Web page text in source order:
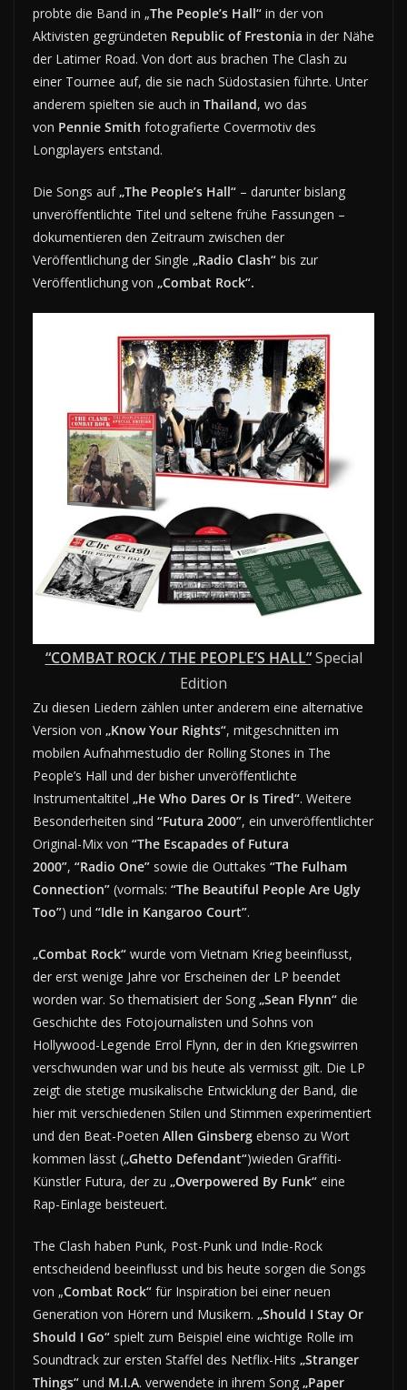
probte die Band in „The People’s Hall“ in der von
Aktivisten gegründeten Republic of Frestonia in der Nähe
der Latimer Road. Von dort aus brachen The Clash zu
einer Tournee auf, die sie nach Südostasien führte. Unter
anderem spielten sie auch in Thailand, wo das
von Pennie Smith fotografierte Covermotiv des
Longplayers entstand.
Die Songs auf „The People’s Hall“ – darunter bislang
unveröffentlichte Titel und seltene frühe Fassungen –
dokumentieren den Zeitraum zwischen der
Veröffentlichung der Single „Radio Clash“ bis zur
Veröffentlichung von „Combat Rock“.
“COMBAT ROCK / THE PEOPLE’S HALL”Special
Edition
Zu diesen Liedern zählen unter anderem eine alternative
Version von „Know Your Rights“, mitgeschnitten im
mobilen Aufnahmestudio der Rolling Stones in The
People’s Hall und der bisher unveröffentlichte
Instrumentaltitel „He Who Dares Or Is Tired“. Weitere
Besonderheiten sind “Futura 2000”, ein unveröffentlichter
Original-Mix von “The Escapades of Futura
2000”, “Radio One” sowie die Outtakes “The Fulham
Connection” (vormals: “The Beautiful People Are Ugly
Too”) und “Idle in Kangaroo Court”.
„Combat Rock“ wurde vom Vietnam Krieg beeinflusst,
der erst wenige Jahre vor Erscheinen der LP beendet
worden war. So thematisiert der Song „Sean Flynn“ die
Geschichte des Fotojournalisten und Sohns von
Hollywood-Legende Errol Flynn, der in den Kriegswirren
verschwunden war und bis heute als vermisst gilt. Die LP
zeigt die stetige musikalische Entwicklung der Band, die
hier mit verschiedenen Stilen und Stimmen experimentiert
und den Beat-Poeten Allen Ginsberg ebenso zu Wort
kommen lässt („Ghetto Defendant“)wieden Graffiti-
Künstler Futura, der zu „Overpowered By Funk“ eine
Rap-Einlage beisteuert.
The Clash haben Punk, Post-Punk und Indie-Rock
entscheidend beeinflusst und bis heute sorgen die Songs
von „Combat Rock“ für Inspiration bei einer neuen
Generation von Hörern und Musikern. „Should I Stay Or
Should I Go“ spielt zum Beispiel eine wichtige Rolle im
Soundtrack zur ersten Staffel des Netflix-Hits „Stranger
Things“ und M.I.A. verwendete in ihrem Song „Paper